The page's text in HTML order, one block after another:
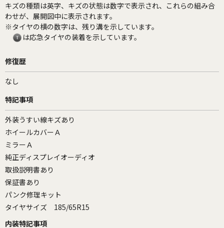
キズの種類は英字、キズの状態は数字で表示され、これらの組み合
わせが、展開図中に表示されます。
※タイヤの横の数字は、残り溝を示しています。
は応急タイヤの装着を示しています。
修復歴
なし
特記事項
外装うすい線キズあり
ホイールカバーＡ
ミラーＡ
純正ディスプレイオーディオ
取扱説明書あり
保証書あり
パンク修理キット
タイヤサイズ 185/65R15
内装特記事項